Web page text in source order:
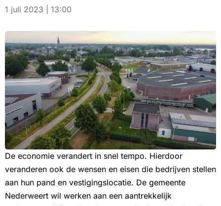
1 juli 2023 | 13:00
De economie verandert in snel tempo. Hierdoor
veranderen ook de wensen en eisen die bedrijven stellen
aan hun pand en vestigingslocatie. De gemeente
Nederweert wil werken aan een aantrekkelijk